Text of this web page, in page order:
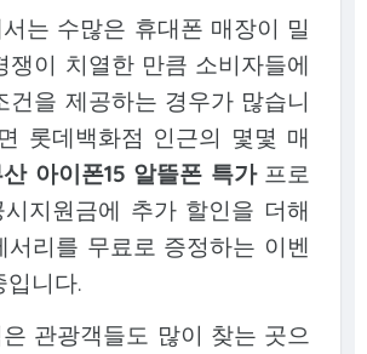
는 수많은 휴대폰 매장이 밀
쟁이 치열한 만큼 소비자들에
건을 제공하는 경우가 많습니
롯데백화점 인근의 몇몇 매
아이폰15 알뜰폰 특가프로
지원금에 추가 할인을 더해
서리를 무료로 증정하는 이벤
입니다.
관광객들도 많이 찾는 곳으